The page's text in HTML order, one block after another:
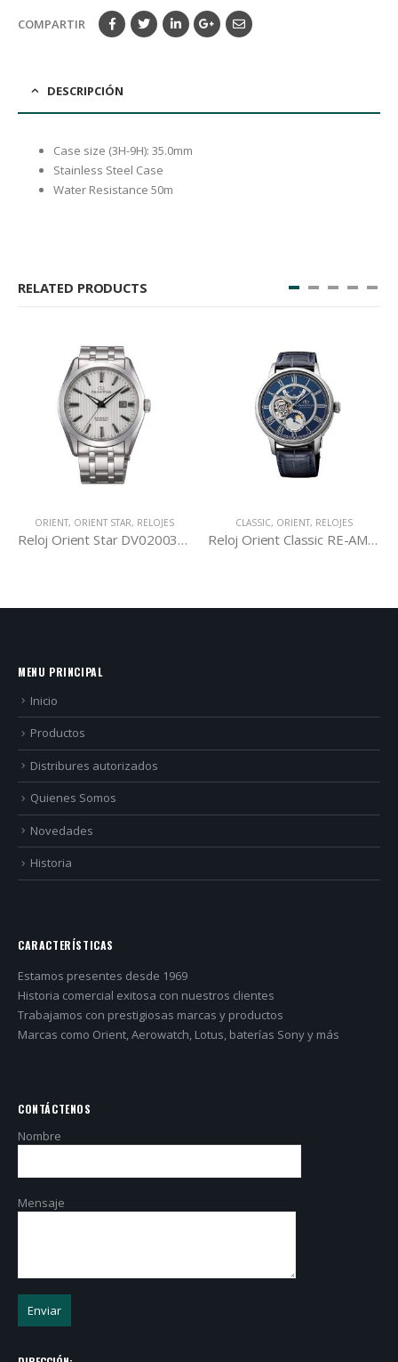
COMPARTIR
DESCRIPCIÓN
Case size (3H-9H): 35.0mm
Stainless Steel Case
Water Resistance 50m
RELATED PRODUCTS
ORIENT, ORIENT STAR, RELOJES
Reloj Orient Star DV02003W
CLASSIC, ORIENT, RELOJES
Reloj Orient Classic RE-AM0002L
MENU PRINCIPAL
Inicio
Productos
Distribures autorizados
Quienes Somos
Novedades
Historia
CARACTERÍSTICAS
Estamos presentes desde 1969
Historia comercial exitosa con nuestros clientes
Trabajamos con prestigiosas marcas y productos
Marcas como Orient, Aerowatch, Lotus, baterías Sony y más
CONTÁCTENOS
Nombre
Mensaje